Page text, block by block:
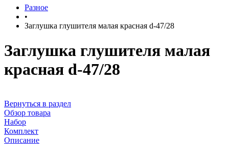
Разное
•
Заглушка глушителя малая красная d-47/28
Заглушка глушителя малая
красная d-47/28
Вернуться в раздел
Обзор товара
Набор
Комплект
Описание